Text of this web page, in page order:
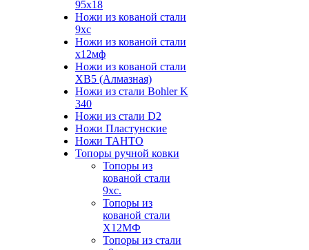
95х18
Ножи из кованой стали
9хс
Ножи из кованой стали
х12мф
Ножи из кованой стали
ХВ5 (Алмазная)
Ножи из стали Bohler K
340
Ножи из стали D2
Ножи Пластунские
Ножи ТАНТО
Топоры ручной ковки
Топоры из
кованой стали
9хс.
Топоры из
кованой стали
Х12МФ
Топоры из стали